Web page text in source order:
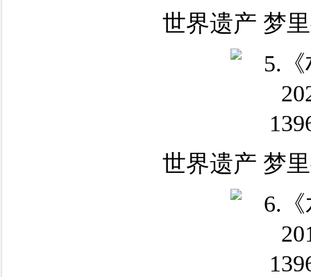
世界遗产 梦
世界遗产 梦